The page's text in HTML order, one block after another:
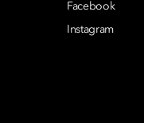
Facebook
Instagram